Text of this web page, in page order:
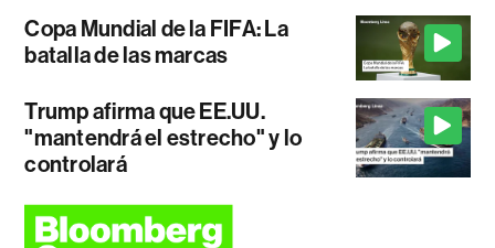
Copa Mundial de la FIFA: La
batalla de las marcas
Trump afirma que EE.UU.
"mantendrá el estrecho" y lo
controlará